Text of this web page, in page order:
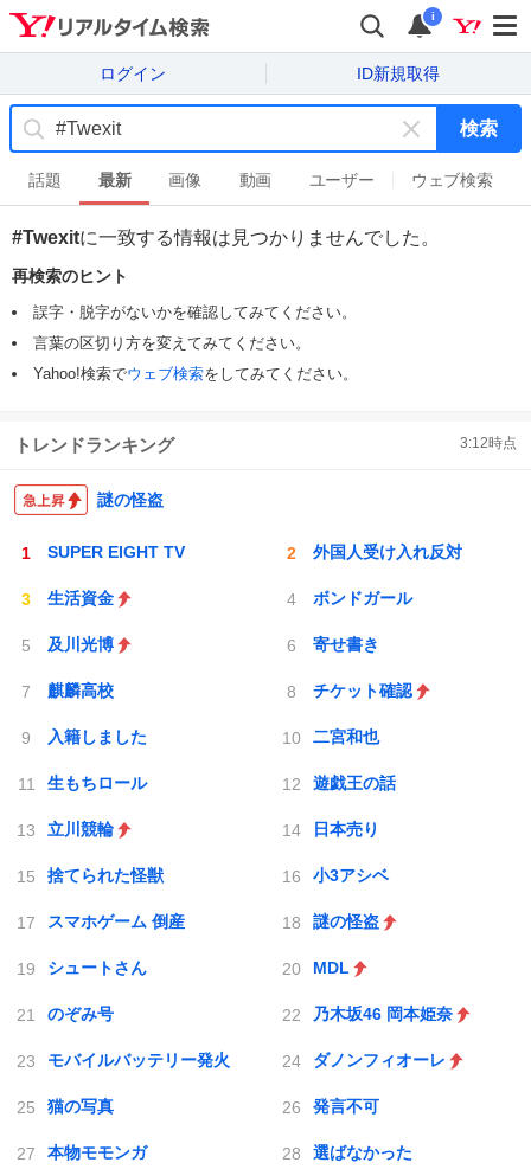
i
ログイン ID新規取得
キ
ー
ワ
検索
話題 最新 画像 動画 ユーザー ウェブ検索
#Twexitに一致する情報は見つかりませんでした。
再検索のヒント
誤字・脱字がないかを確認してみてください。
言葉の区切り方を変えてみてください。
Yahoo!検索でウェブ検索をしてみてください。
トレンドランキング 3:12時点
謎の怪盗
SUPER EIGHT TV 外国人受け入れ反対
生活資金 ボンドガール
及川光博 寄せ書き
麒麟高校 チケット確認
入籍しました 二宮和也
生もちロール 遊戯王の話
立川競輪 日本売り
捨てられた怪獣 小3アシベ
スマホゲーム 倒産 謎の怪盗
シュートさん MDL
のぞみ号 乃木坂46 岡本姫奈
モバイルバッテリー発火 ダノンフィオーレ
猫の写真 発言不可
本物モモンガ 選ばなかった